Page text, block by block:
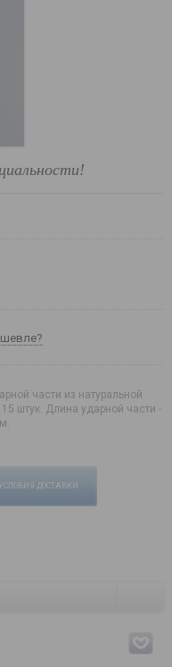
части из натуральной
штук. Длина ударной части -
УСЛОВИЯ ДОСТАВКИ